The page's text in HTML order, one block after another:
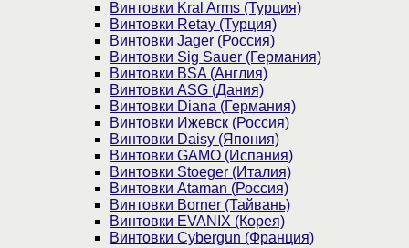
Винтовки Kral Arms (Турция)
Винтовки Retay (Турция)
Винтовки Jager (Россия)
Винтовки Sig Sauer (Германия)
Винтовки BSA (Англия)
Винтовки ASG (Дания)
Винтовки Diana (Германия)
Винтовки Ижевск (Россия)
Винтовки Daisy (Япония)
Винтовки GAMO (Испания)
Винтовки Stoeger (Италия)
Винтовки Ataman (Россия)
Винтовки Borner (Тайвань)
Винтовки EVANIX (Корея)
Винтовки Cybergun (Франция)